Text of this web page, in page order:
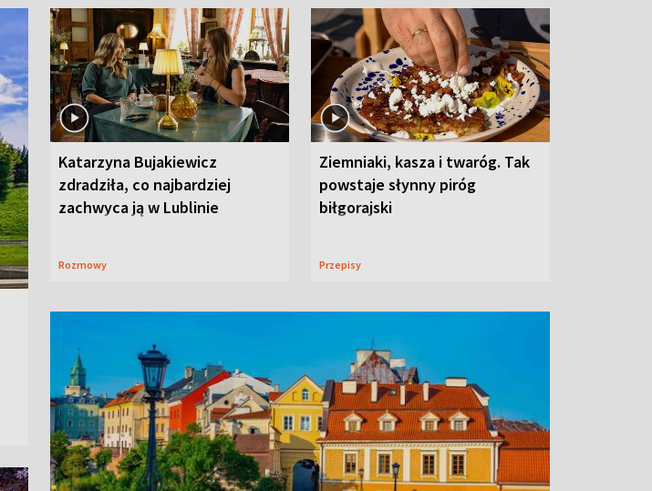
Katarzyna Bujakiewicz
zdradziła, co najbardziej
zachwyca ją w Lublinie
Rozmowy
Ziemniaki, kasza i twaróg. Tak
powstaje słynny piróg
biłgorajski
Przepisy